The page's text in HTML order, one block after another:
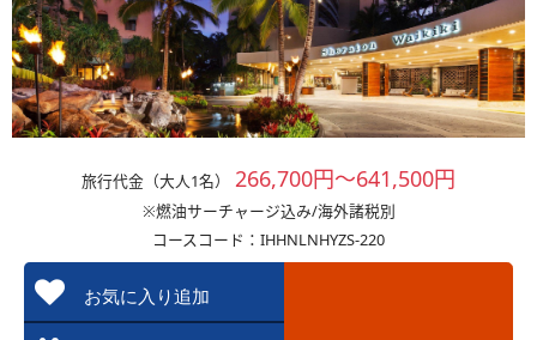
旅行代金（大人1名） 266,700円～641,500円
※燃油サーチャージ込み/海外諸税別
コースコード：IHHNLNHYZS-220
お気に入り追加